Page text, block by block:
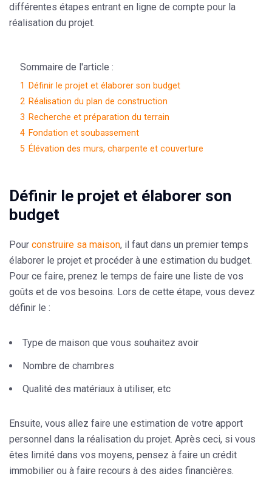
différentes étapes entrant en ligne de compte pour la
réalisation du projet.
Sommaire de l'article :
1
Définir le projet et élaborer son budget
2 Réalisation du plan de construction
3 Recherche et préparation du terrain
4 Fondation et soubassement
5 Élévation des murs, charpente et couverture
Définir le projet et élaborer son
budget
Pour construire sa maison, il faut dans un premier temps
élaborer le projet et procéder à une estimation du budget.
Pour ce faire, prenez le temps de faire une liste de vos
goûts et de vos besoins. Lors de cette étape, vous devez
définir le :
Type de maison que vous souhaitez avoir
Nombre de chambres
Qualité des matériaux à utiliser, etc
Ensuite, vous allez faire une estimation de votre apport
personnel dans la réalisation du projet. Après ceci, si vous
êtes limité dans vos moyens, pensez à faire un crédit
immobilier ou à faire recours à des aides financières.